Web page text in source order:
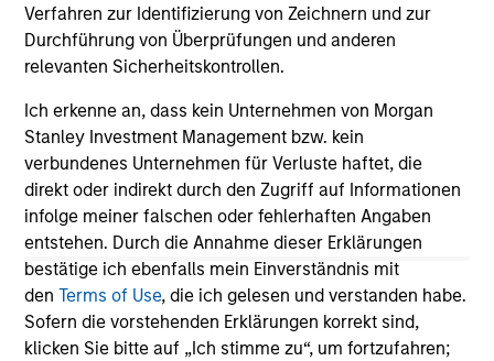
Verfahren zur Identifizierung von Zeichnern und zur
Durchführung von Überprüfungen und anderen
relevanten Sicherheitskontrollen.
Ich erkenne an, dass kein Unternehmen von Morgan
Stanley Investment Management bzw. kein
verbundenes Unternehmen für Verluste haftet, die
direkt oder indirekt durch den Zugriff auf Informationen
infolge meiner falschen oder fehlerhaften Angaben
entstehen. Durch die Annahme dieser Erklärungen
bestätige ich ebenfalls mein Einverständnis mit
denTerms of Use, die ich gelesen und verstanden habe.
Sofern die vorstehenden Erklärungen korrekt sind,
klicken Sie bitte auf „Ich stimme zu“, um fortzufahren;
May not represent all Team Members.
The information on this page is for informational
purposes only. The information contained herein does
not constitute and should not be construed as an
offering of advisory services or an offer to sell or a
solicitation of an offer to buy any securities in any
jurisdiction in which such offer or solicitation,
purchase or sale would be unlawful under the
securities, insurance or other laws of such jurisdiction.